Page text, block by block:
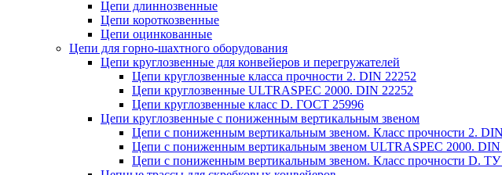
Цепи длиннозвенные
Цепи короткозвенные
Цепи оцинкованные
Цепи для горно-шахтного оборудования
Цепи круглозвенные для конвейеров и перегружателей
Цепи круглозвенные класса прочности 2. DIN 22252
Цепи круглозвенные ULTRASPEC 2000. DIN 22252
Цепи круглозвенные класс D. ГОСТ 25996
Цепи круглозвенные с пониженным вертикальным звеном
Цепи с пониженным вертикальным звеном. Класс прочности 2.
Цепи с пониженным вертикальным звеном ULTRASPEC 2000. DIN
Цепи с пониженным вертикальным звеном. Класс прочности D. ТУ